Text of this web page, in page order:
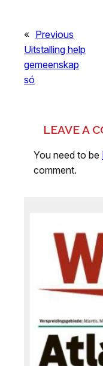
« Previous
Uitstalling help
gemeenskap
só
LEAVE A
You need to be
comment.